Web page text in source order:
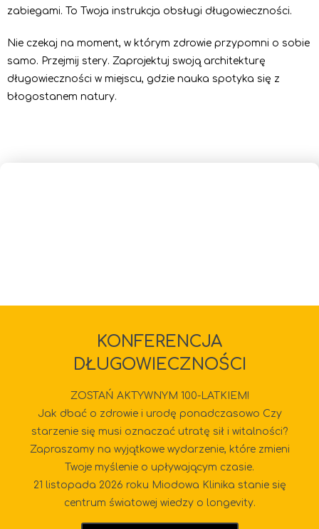
zabiegami. To Twoja instrukcja obsługi długowieczności.
Nie czekaj na moment, w którym zdrowie przypomni o sobie
samo. Przejmij stery. Zaprojektuj swoją architekturę
długowieczności w miejscu, gdzie nauka spotyka się z
błogostanem natury.
KONFERENCJA
DŁUGOWIECZNOŚCI
ZOSTAŃ AKTYWNYM 100-LATKIEM!
Jak dbać o zdrowie i urodę ponadczasowo Czy
starzenie się musi oznaczać utratę sił i witalności?
Zapraszamy na wyjątkowe wydarzenie, które zmieni
Twoje myślenie o upływającym czasie.
21 listopada 2026 roku Miodowa Klinika stanie się
centrum światowej wiedzy o longevity.